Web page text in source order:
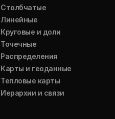
Столбчатые
Линейные
Круговые и доли
Точечные
Распределения
Карты и геоданные
Тепловые карты
Иерархии и связи